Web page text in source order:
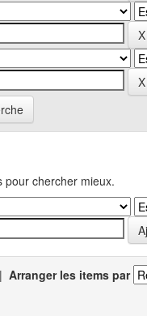
pour chercher mieux.
| Arranger les items par